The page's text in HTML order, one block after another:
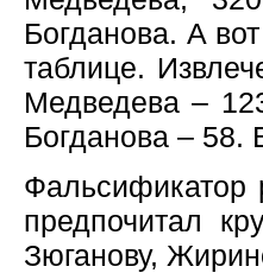
Богданова. А
таблице.
Медведева –
Богданова – 58.
Фальсификатор
предпочитал
Зюганову,